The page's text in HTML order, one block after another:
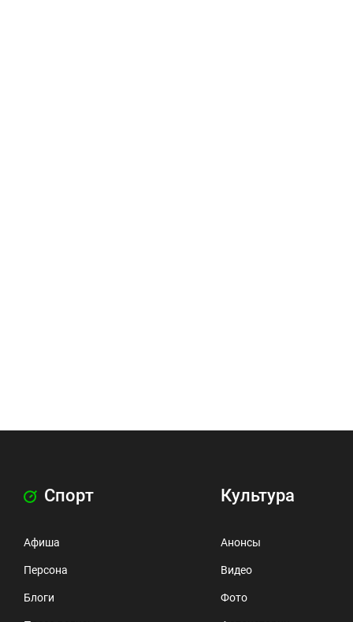
Спорт
Афиша
Персона
Блоги
Культура
Анонсы
Видео
Фото